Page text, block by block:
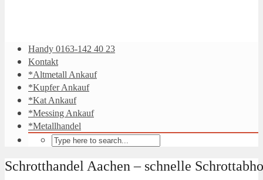
Handy 0163-142 40 23
Kontakt
*Altmetall Ankauf
*Kupfer Ankauf
*Kat Ankauf
*Messing Ankauf
*Metallhandel
Schrotthandel Aachen – schnelle